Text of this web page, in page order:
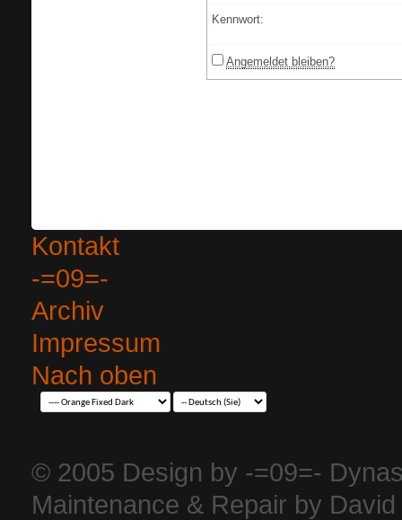
Kennwort:
Angemeldet bleiben?
Kontakt
-=09=-
Archiv
Impressum
Nach oben
© 2005 Design by -=09=-
Maintenance & Repair by